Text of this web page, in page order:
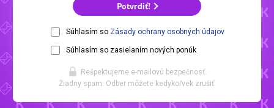
Potvrdiť!
Súhlasím so Zásady ochrany osobných údajov
Súhlasím so zasielaním nových ponúk
Rešpektujeme e-mailovú bezpečnosť.
Žiadny spam. Odber môžete kedykoľvek zrušiť.